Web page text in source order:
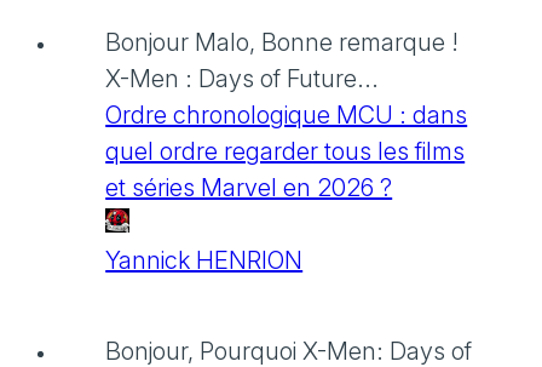
Bonjour Malo, Bonne remarque !
X-Men : Days of Future...
Ordre chronologique MCU : dans
quel ordre regarder tous les films
et séries Marvel en 2026 ?
Yannick HENRION
Bonjour, Pourquoi X-Men: Days of